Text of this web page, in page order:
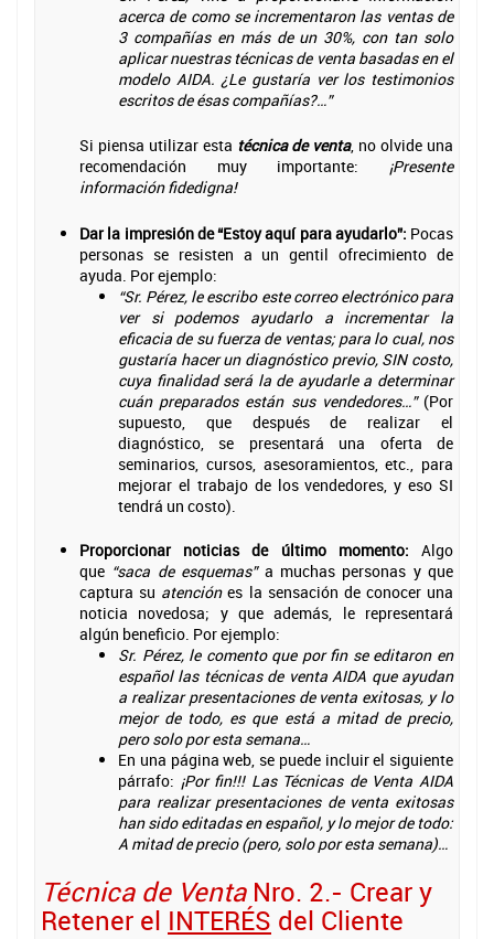
acerca de como se incrementaron las ventas de
3 compañías en más de un 30%, con tan solo
aplicar nuestras técnicas de venta basadas en el
modelo AIDA. ¿Le gustaría ver los testimonios
escritos de ésas compañías?…”
Si piensa utilizar esta técnica de venta, no olvide una
recomendación muy importante: ¡Presente
información fidedigna!
Dar la impresión de “Estoy aquí para ayudarlo”: Pocas
personas se resisten a un gentil ofrecimiento de
ayuda. Por ejemplo:
“Sr. Pérez, le escribo este correo electrónico para
ver si podemos ayudarlo a incrementar la
eficacia de su fuerza de ventas; para lo cual, nos
gustaría hacer un diagnóstico previo, SIN costo,
cuya finalidad será la de ayudarle a determinar
cuán preparados están sus vendedores…”(Por
supuesto, que después de realizar el
diagnóstico, se presentará una oferta de
seminarios, cursos, asesoramientos, etc., para
mejorar el trabajo de los vendedores, y eso SI
tendrá un costo).
Proporcionar noticias de último momento: Algo
que “saca de esquemas”a muchas personas y que
captura su atenciónes la sensación de conocer una
noticia novedosa; y que además, le representará
algún beneficio. Por ejemplo:
Sr. Pérez, le comento que por fin se editaron en
español las técnicas de venta AIDA que ayudan
a realizar presentaciones de venta exitosas, y lo
mejor de todo, es que está a mitad de precio,
pero solo por esta semana…
En una página web, se puede incluir el siguiente
párrafo: ¡Por fin!!! Las Técnicas de Venta AIDA
para realizar presentaciones de venta exitosas
han sido editadas en español, y lo mejor de todo:
A mitad de precio (pero, solo por esta semana)…
Técnica de VentaNro. 2.- Crear y
Retener el INTERÉS del Cliente